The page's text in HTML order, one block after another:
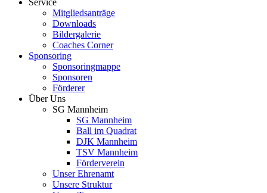
Service
Mitgliedsanträge
Downloads
Bildergalerie
Coaches Corner
Sponsoring
Sponsoringmappe
Sponsoren
Förderer
Über Uns
SG Mannheim
SG Mannheim
Ball im Quadrat
DJK Mannheim
TSV Mannheim
Förderverein
Unser Ehrenamt
Unsere Struktur